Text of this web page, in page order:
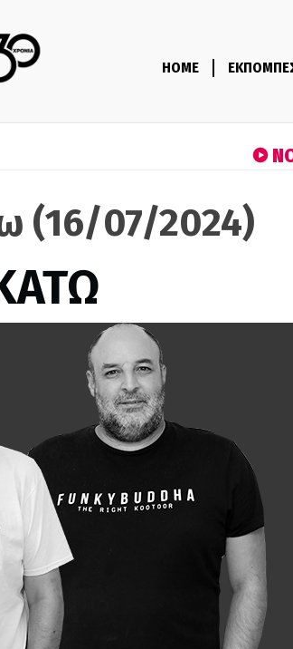
HOME
(16/07/2024)